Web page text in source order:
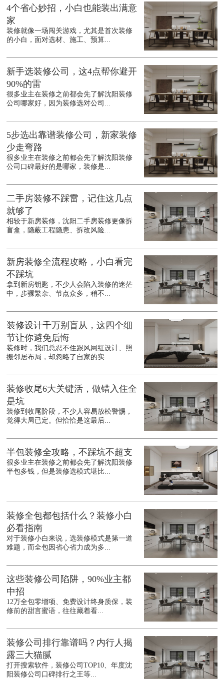
4个省心妙招，小白也能装出满意
家
装修就像一场闯关游戏，尤其是首次装修
的小白，面对选材、施工、预算...
新手选装修公司，这4点帮你避开
90%的雷
很多业主在装修之前都会先了解沈阳装修
公司哪家好，因为装修选对公司...
5步选出靠谱装修公司，新家装修
少走弯路
很多业主在装修之前都会先了解沈阳装修
公司口碑最好的是哪家，装修是...
二手房装修不踩雷，记住这几点
就够了
相较于新房装修，沈阳二手房装修更像拆
盲盒，隐蔽工程隐患、拆改风险...
新房装修全流程攻略，小白看完
不踩坑
拿到新房钥匙，不少人会陷入装修的迷茫
中，步骤繁杂、节点众多，稍不...
装修设计千万别盲从，这四个细
节让你避免后悔
装修时，我们总忍不住跟风网红设计、照
搬邻居布局，却忽略了自家的实...
装修收尾6大关键活，做错入住全
是坑
装修到收尾阶段，不少人容易放松警惕，
觉得大局已定。但恰恰是这最后...
半包装修全攻略，不踩坑不超支
很多业主在装修之前都会先了解沈阳装修
半包多钱，但是装修选模式堪比...
装修全包都包括什么？装修小白
必看指南
对于装修小白来说，选装修模式是第一道
难题，而全包因省心省力成为多...
这些装修公司陷阱，90%业主都
中招
12万全包零增项、免费设计终身质保，装
修前的甜言蜜语，往往藏着看...
装修公司排行靠谱吗？内行人揭
露三大猫腻
打开搜索软件，装修公司TOP10、年度沈
阳装修公司口碑排行之王等...